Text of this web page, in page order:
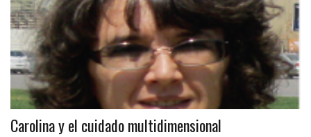
Carolina y el cuidado multidimensional